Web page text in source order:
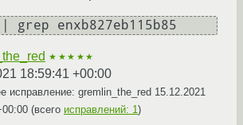
★★★★★
18:59:41 +00:00
исправление: gremlin_the_red 15.12.2021
(всего исправлений: 1)